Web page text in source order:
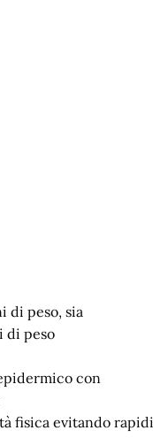
di peso, sia
di peso
con
fisica evitando rapidi